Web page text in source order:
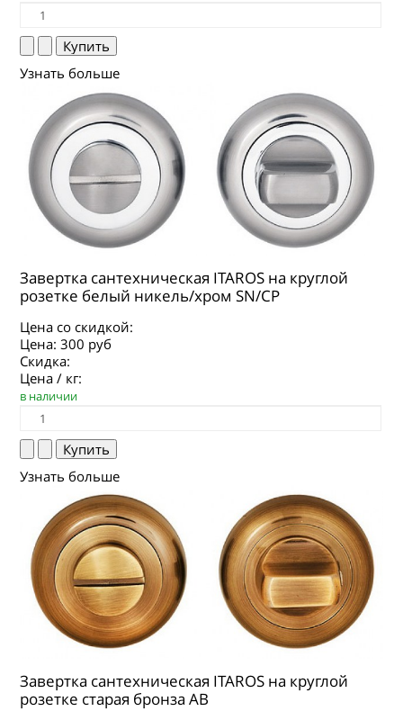
Узнать больше
Завертка сантехническая ITAROS на круглой
розетке белый никель/хром SN/CP
Цена со скидкой:
Цена:300 руб
Скидка:
Цена / кг:
в наличии
Узнать больше
Завертка сантехническая ITAROS на круглой
розетке старая бронза АВ